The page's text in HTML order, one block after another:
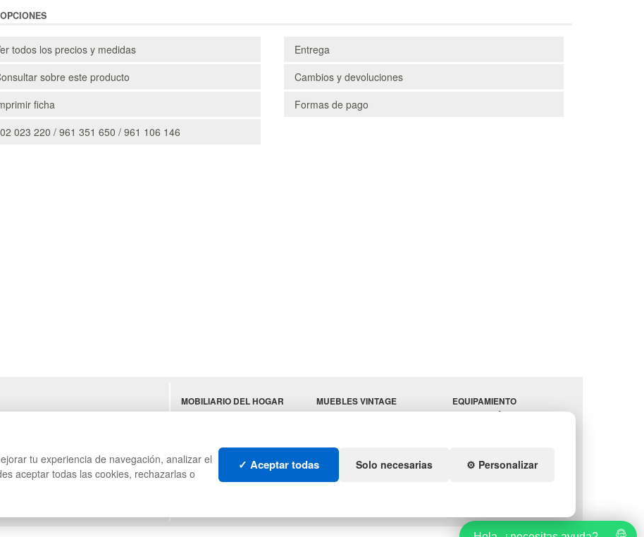
todos los precios y medidas
sobre este producto
ficha
023 220 / 961 351 650 / 961 106 146
Entrega
Cambios y devoluciones
Formas de pago
MOBILIARIO DEL HOGAR
MOBILIARIO DE OFICINA
MUEBLES VINTAGE
TERRAZAS CON PALETS
EQUIPAMIENTO
HOSTELERÍA PARA
tu experiencia de navegación, analizar el
aceptar todas las cookies, rechazarlas o
✓ Aceptar todas Solo necesarias ⚙️ Personalizar